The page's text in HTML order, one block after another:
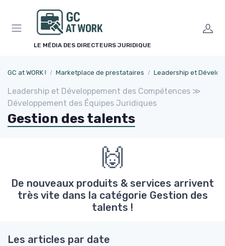
LE MÉDIA DES DIRECTEURS JURIDIQUE
GC at WORK ! Marketplace de prestataires Leadership et Développement des
Leadership et Développement des Compétences ≫
Développement des Équipes Juridiques
Gestion des talents
🙌
De nouveaux produits & services arrivent
très vite dans la catégorie Gestion des
talents !
Les articles par date